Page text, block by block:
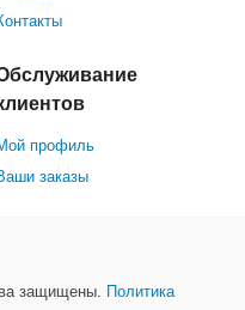
профиль
заказы
защищены. Политика